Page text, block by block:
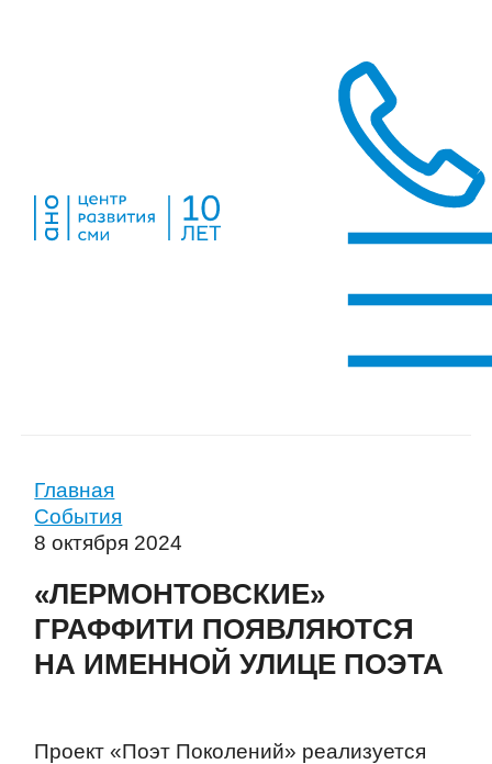
Главная
События
8 октября 2024
«ЛЕРМОНТОВСКИЕ»
ГРАФФИТИ ПОЯВЛЯЮТСЯ
НА ИМЕННОЙ УЛИЦЕ ПОЭТА
Проект «Поэт Поколений» реализуется